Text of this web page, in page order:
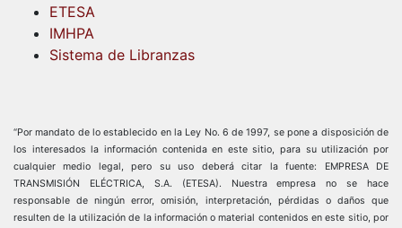
ETESA
IMHPA
Sistema de Libranzas
“Por mandato de lo establecido en la Ley No. 6 de 1997, se pone a disposición de
los interesados la información contenida en este sitio, para su utilización por
cualquier medio legal, pero su uso deberá citar la fuente: EMPRESA DE
TRANSMISIÓN ELÉCTRICA, S.A. (ETESA). Nuestra empresa no se hace
responsable de ningún error, omisión, interpretación, pérdidas o daños que
resulten de la utilización de la información o material contenidos en este sitio, por